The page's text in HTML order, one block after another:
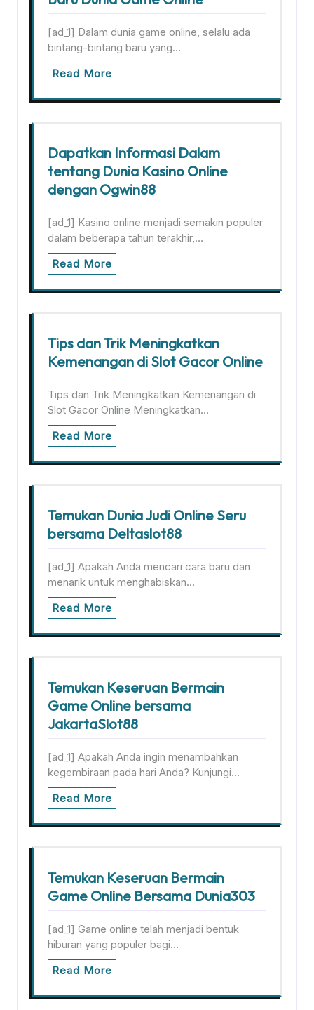
[ad_1] Dalam dunia game online, selalu ada
bintang-bintang baru yang…
Read More
Dapatkan Informasi Dalam
tentang Dunia Kasino Online
dengan Ogwin88
[ad_1] Kasino online menjadi semakin populer
dalam beberapa tahun terakhir,…
Read More
Tips dan Trik Meningkatkan
Kemenangan di Slot Gacor Online
Tips dan Trik Meningkatkan Kemenangan di
Slot Gacor Online Meningkatkan…
Read More
Temukan Dunia Judi Online Seru
bersama Deltaslot88
[ad_1] Apakah Anda mencari cara baru dan
menarik untuk menghabiskan…
Read More
Temukan Keseruan Bermain
Game Online bersama
JakartaSlot88
[ad_1] Apakah Anda ingin menambahkan
kegembiraan pada hari Anda? Kunjungi…
Read More
Temukan Keseruan Bermain
Game Online Bersama Dunia303
[ad_1] Game online telah menjadi bentuk
hiburan yang populer bagi…
Read More